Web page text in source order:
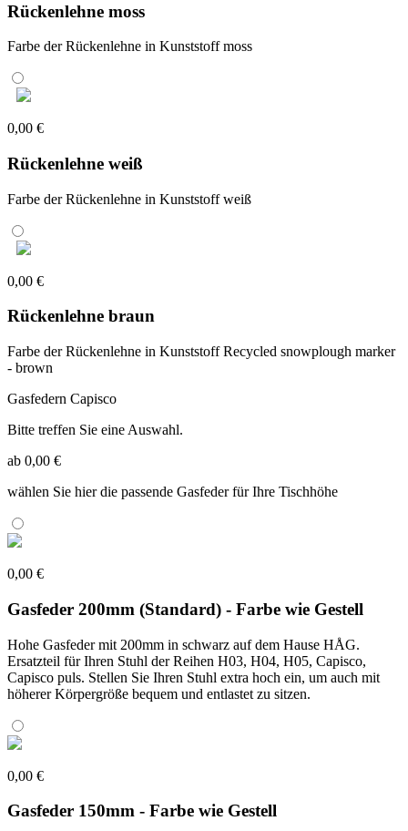
Rückenlehne moss
Farbe der Rückenlehne in Kunststoff moss
0,00 €
Rückenlehne weiß
Farbe der Rückenlehne in Kunststoff weiß
0,00 €
Rückenlehne braun
Farbe der Rückenlehne in Kunststoff Recycled snowplough marker
- brown
Gasfedern Capisco
Bitte treffen Sie eine Auswahl.
ab 0,00 €
wählen Sie hier die passende Gasfeder für Ihre Tischhöhe
0,00 €
Gasfeder 200mm (Standard) - Farbe wie Gestell
Hohe Gasfeder mit 200mm in schwarz auf dem Hause HÅG.
Ersatzteil für Ihren Stuhl der Reihen H03, H04, H05, Capisco,
Capisco puls. Stellen Sie Ihren Stuhl extra hoch ein, um auch mit
höherer Körpergröße bequem und entlastet zu sitzen.
0,00 €
Gasfeder 150mm - Farbe wie Gestell